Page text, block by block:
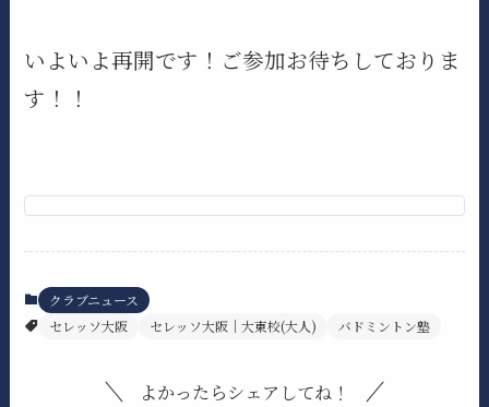
いよいよ再開です！ご参加お待ちしておりま
す！！
クラブニュース
セレッソ大阪
セレッソ大阪｜大東校(大人) バドミントン塾
よかったらシェアしてね！